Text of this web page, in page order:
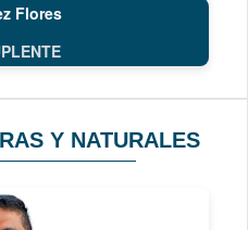
Flores
Y NATURALES